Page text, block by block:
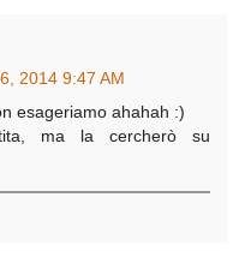
2014 9:47 AM
esageriamo ahahah :)
ma la cercherò su